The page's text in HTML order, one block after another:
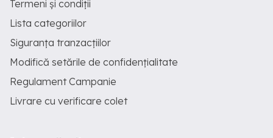
Termeni și condiții
Lista categoriilor
Siguranța tranzacțiilor
Modifică setările de confidențialitate
Regulament Campanie
Livrare cu verificare colet